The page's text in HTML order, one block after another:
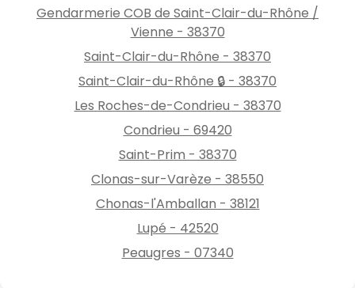
Gendarmerie COB de Saint-Clair-du-Rhône /
Vienne - 38370
Saint-Clair-du-Rhône - 38370
Saint-Clair-du-Rhône 🔒 - 38370
Les Roches-de-Condrieu - 38370
Condrieu - 69420
Saint-Prim - 38370
Clonas-sur-Varèze - 38550
Chonas-l'Amballan - 38121
Lupé - 42520
Peaugres - 07340